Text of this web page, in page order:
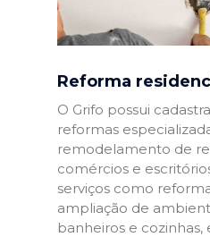
Reforma
O Grifo possui
reformas
remodelamento de
comércios e
serviços como
ampliação de
banheiros e cozinhas,